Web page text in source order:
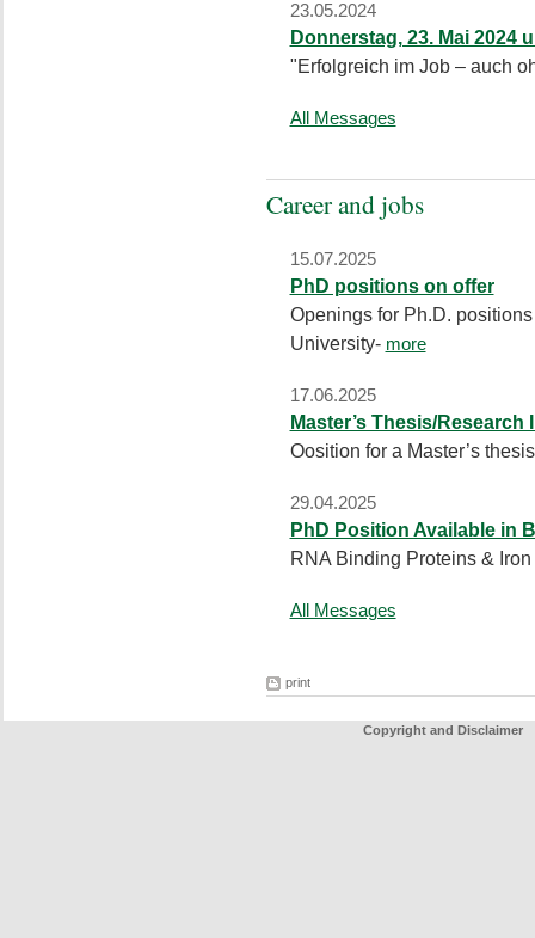
23.05.2024
Donnerstag, 23. Mai 2024
"Erfolgreich im Job – auch
All Messages
Career and jobs
15.07.2025
PhD positions on offer
Openings for Ph.D.
University- more
17.06.2025
Master’s Thesis/
Oosition for a Master’s
29.04.2025
PhD Position Available in
RNA Binding Proteins &
All Messages
print
Copyright and Disclaimer